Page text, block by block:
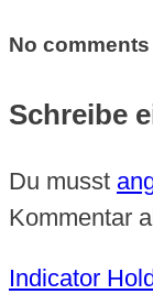
No comments
Schreibe
Du musst
Kommentar
Indicator